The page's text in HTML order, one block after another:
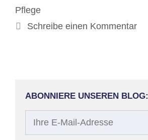
Pflege
Schreibe einen Kommentar
ABONNIERE UNSEREN BLOG: